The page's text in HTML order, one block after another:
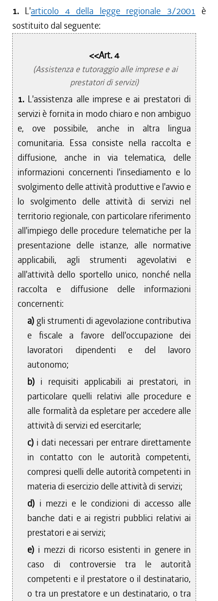
1. L'articolo 4 della legge regionale 3/2001 è
sostituito dal seguente:
<<Art. 4
(Assistenza e tutoraggio alle imprese e ai
prestatori di servizi)
1. L'assistenza alle imprese e ai prestatori di
servizi è fornita in modo chiaro e non ambiguo
e, ove possibile, anche in altra lingua
comunitaria. Essa consiste nella raccolta e
diffusione, anche in via telematica, delle
informazioni concernenti l'insediamento e lo
svolgimento delle attività produttive e l'avvio e
lo svolgimento delle attività di servizi nel
territorio regionale, con particolare riferimento
all'impiego delle procedure telematiche per la
presentazione delle istanze, alle normative
applicabili, agli strumenti agevolativi e
all'attività dello sportello unico, nonché nella
raccolta e diffusione delle informazioni
concernenti:
a) gli strumenti di agevolazione contributiva
e fiscale a favore dell'occupazione dei
lavoratori dipendenti e del lavoro
autonomo;
b) i requisiti applicabili ai prestatori, in
particolare quelli relativi alle procedure e
alle formalità da espletare per accedere alle
attività di servizi ed esercitarle;
c) i dati necessari per entrare direttamente
in contatto con le autorità competenti,
compresi quelli delle autorità competenti in
materia di esercizio delle attività di servizi;
d) i mezzi e le condizioni di accesso alle
banche dati e ai registri pubblici relativi ai
prestatori e ai servizi;
e) i mezzi di ricorso esistenti in genere in
caso di controversie tra le autorità
competenti e il prestatore o il destinatario,
o tra un prestatore e un destinatario, o tra